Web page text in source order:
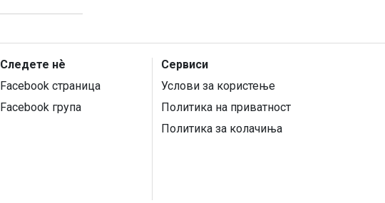
Следете нѐ
Facebook страница
Facebook група
Сервиси
Услови за користење
Политика на приватност
Политика за колачиња